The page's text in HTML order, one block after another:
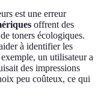
est une erreur
offrent des
toners écologiques.
à identifier les
un utilisateur a
des impressions
peu coûteux, ce qui